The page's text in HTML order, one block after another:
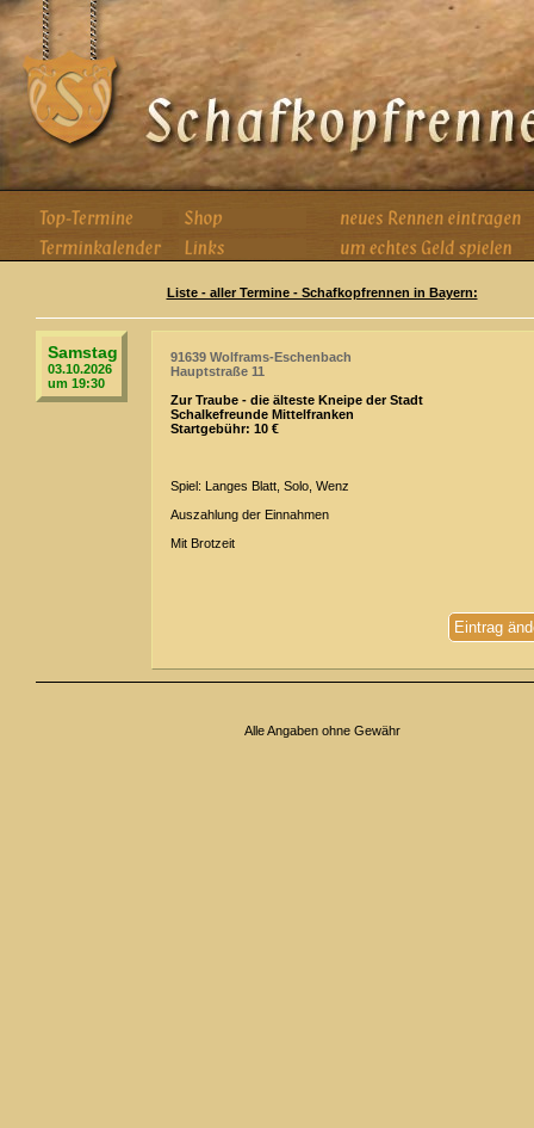
Liste - aller Termine - Schafkopfrennen in Bayern:
Samstag
03.10.2026
um 19:30
91639 Wolframs-Eschenbach
Hauptstraße 11
Zur Traube - die älteste Kneipe der Stadt
Schalkefreunde Mittelfranken
Startgebühr: 10 €
Spiel: Langes Blatt, Solo, Wenz
Auszahlung der Einnahmen
Mit Brotzeit
Eintrag
Alle Angaben ohne Gewähr